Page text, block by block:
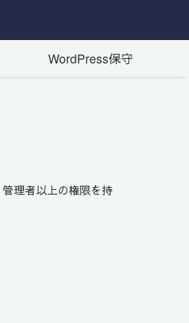
WordPress保守
理者以上の権限を持